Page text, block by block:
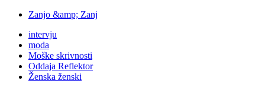
Zanjo &amp; Zanj
intervju
moda
Moške skrivnosti
Oddaja Reflektor
Ženska ženski